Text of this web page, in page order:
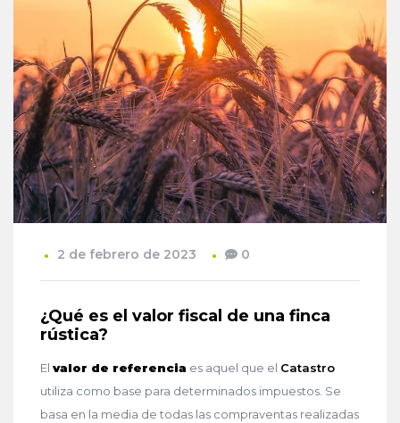
2 de febrero de 2023 0
¿Qué es el valor fiscal de una finca
rústica?
El valor de referencia es aquel que el Catastro
utiliza como base para determinados impuestos. Se
basa en la media de todas las compraventas realizadas